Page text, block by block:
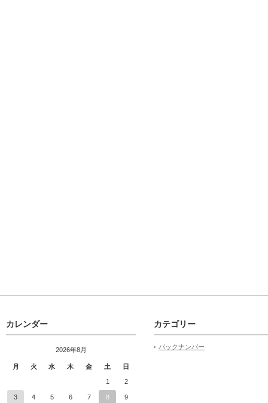
カレンダー
2026年8月
月 火 水 木 金 土 日
1 2
3 4 5 6 7 8 9
カテゴリー
バックナンバー